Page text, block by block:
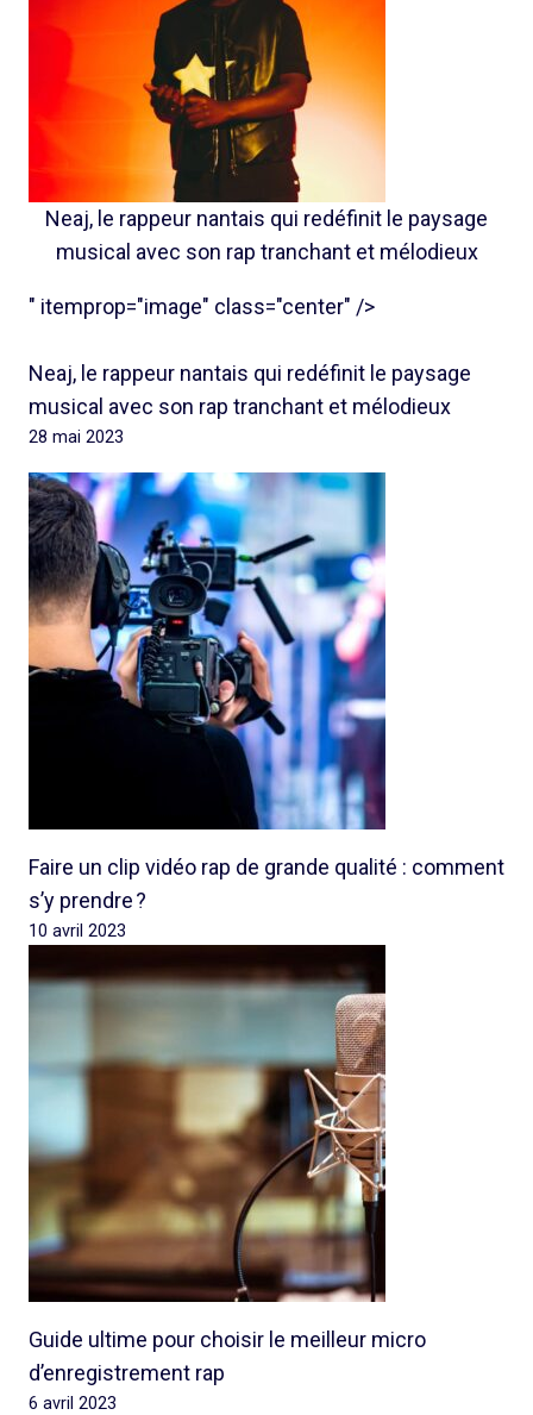
Neaj, le rappeur nantais qui redéfinit le paysage
musical avec son rap tranchant et mélodieux
" itemprop="image" class="center" />
Neaj, le rappeur nantais qui redéfinit le paysage
musical avec son rap tranchant et mélodieux
28 mai 2023
Faire un clip vidéo rap de grande qualité : comment
s’y prendre ?
10 avril 2023
Guide ultime pour choisir le meilleur micro
d’enregistrement rap
6 avril 2023